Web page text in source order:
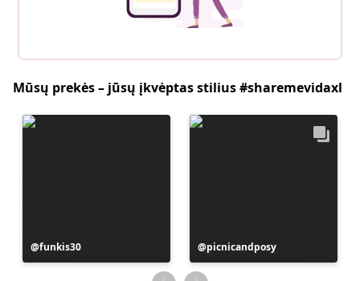
Mūsų prekės – jūsų įkvėptas stilius #sharemevidaxl
Įrašą
paskelbė
funkis30
Įrašą
paskelbė
picnicandposy